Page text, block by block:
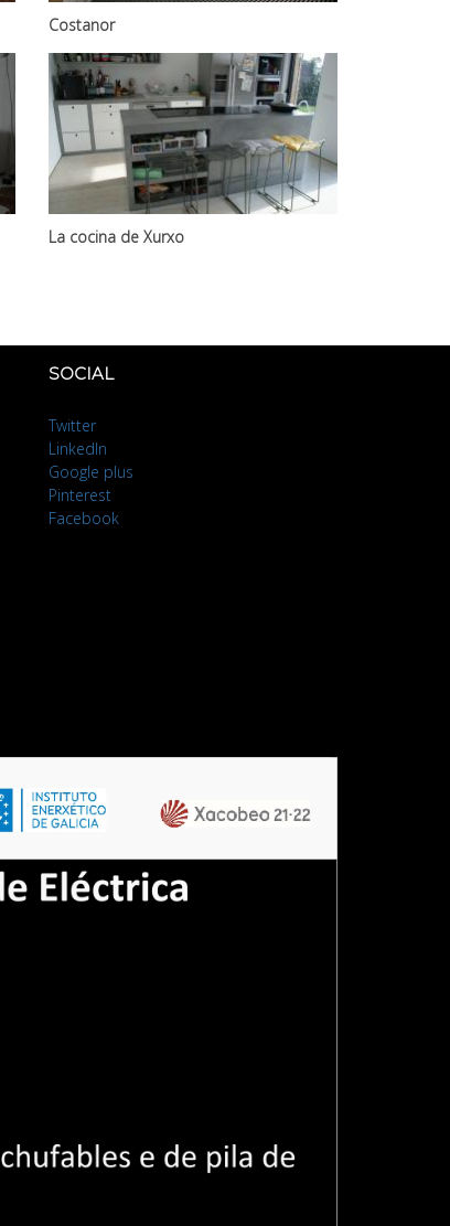
Costanor
La cocina de Xurxo
SOCIAL
Twitter
LinkedIn
Google plus
Pinterest
Facebook